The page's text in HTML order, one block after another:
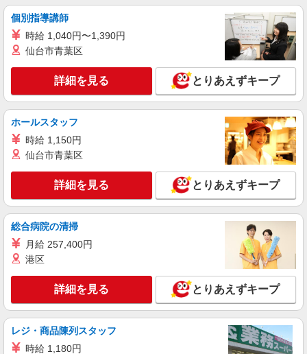
契約社員
サンワフーズ株式会社
調理師
医療法人社団 駿栄会 御殿場石川病院内厨房
（静岡県御殿場市深沢1285-2）
詳細を見る
正社員
サンワフーズ株式会社
栄養士または調理師（責任者候補）
月給240,000円
医療法人社団 淳和会 前田脳神経外科 （静岡
詳細を見る
サンワフーズ株式会社
調理補助
時給1,097円〜 ※経験・能力による
株式会社オカムラ内厨房 （静岡県御殿場市柴
個別指導講師
時給 1,040円〜1,390円
仙台市青葉区
詳細を見る とりあえずキープ
ホールスタッフ
時給 1,150円
仙台市青葉区
詳細を見る とりあえずキープ
総合病院の清掃
月給 257,400円
港区
詳細を見る とりあえずキープ
レジ・商品陳列スタッフ
時給 1,180円